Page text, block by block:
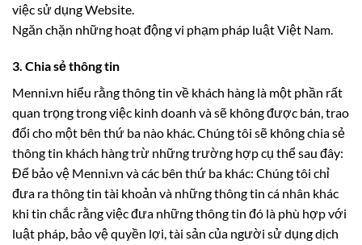
việc sử dụng Website.
Ngăn chặn những hoạt động vi phạm pháp luật Việt Nam.
3. Chia sẻ thông tin
Menni.vn hiểu rằng thông tin về khách hàng là một phần rất
quan trọng trong việc kinh doanh và sẽ không được bán, trao
đổi cho một bên thứ ba nào khác. Chúng tôi sẽ không chia sẻ
thông tin khách hàng trừ những trường hợp cụ thể sau đây:
Để bảo vệ Menni.vn và các bên thứ ba khác: Chúng tôi chỉ
đưa ra thông tin tài khoản và những thông tin cá nhân khác
khi tin chắc rằng việc đưa những thông tin đó là phù hợp với
luật pháp, bảo vệ quyền lợi, tài sản của người sử dụng dịch